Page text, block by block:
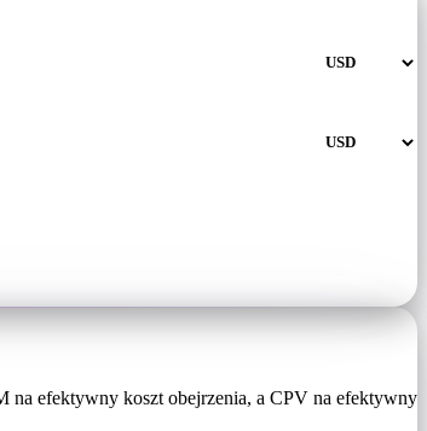
na efektywny koszt obejrzenia, a CPV na efektywny